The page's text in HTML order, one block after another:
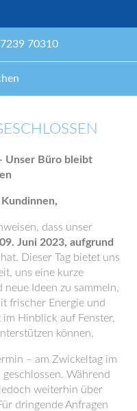
70310
Unser Büro bleibt
dass unser
Juni 2023, aufgrund
hat. Dieser Tag bietet uns
uns eine kurze
Ideen zu sammeln,
frischer Energie und
Hinblick auf Fenster,
können.
– am Zwickeltag im
Während
weiterhin über
dringende Anfragen